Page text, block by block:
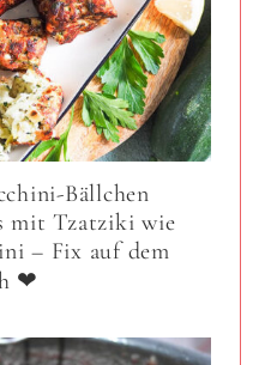
Bällchen
mit Tzatziki wie
– Fix auf dem
❤